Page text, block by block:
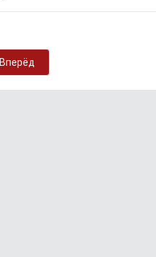
Вперёд